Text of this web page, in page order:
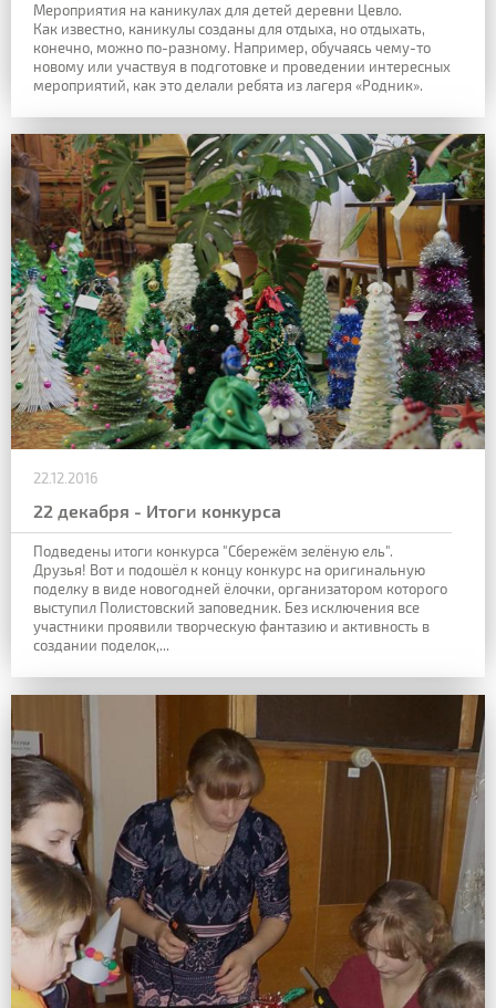
Мероприятия на каникулах для детей деревни Цевло.
Как известно, каникулы созданы для отдыха, но отдыхать,
конечно, можно по-разному. Например, обучаясь чему-то
новому или участвуя в подготовке и проведении интересных
мероприятий, как это делали ребята из лагеря «Родник».
22.12.2016
22 декабря - Итоги конкурса
Подведены итоги конкурса "Сбережём зелёную ель".
Друзья! Вот и подошёл к концу конкурс на оригинальную
поделку в виде новогодней ёлочки, организатором которого
выступил Полистовский заповедник. Без исключения все
участники проявили творческую фантазию и активность в
создании поделок,...